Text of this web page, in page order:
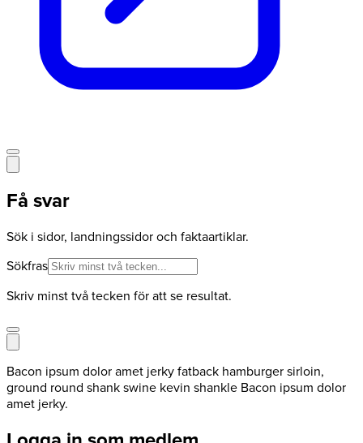
Få svar
Sök i sidor, landningssidor och faktaartiklar.
Sökfras
Skriv minst två tecken för att se resultat.
Bacon ipsum dolor amet jerky fatback hamburger sirloin,
ground round shank swine kevin shankle Bacon ipsum dolor
amet jerky.